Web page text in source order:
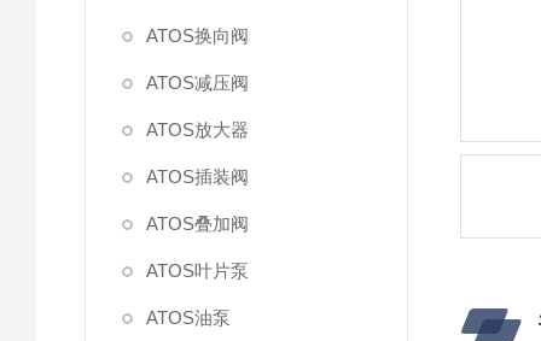
ATOS换向阀
ATOS减压阀
ATOS放大器
ATOS插装阀
ATOS叠加阀
ATOS叶片泵
ATOS油泵